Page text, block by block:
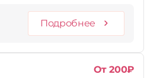
Подробнее
От 200₽